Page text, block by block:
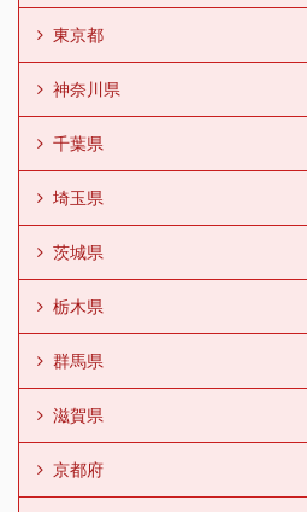
東京都
神奈川県
千葉県
埼玉県
茨城県
栃木県
群馬県
滋賀県
京都府